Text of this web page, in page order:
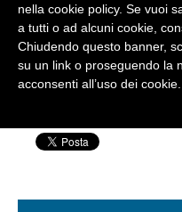
wis21-
Scritto da: Silvia
nella cookie policy. Se vuoi
a tutti o ad alcuni cookie,
Chiudendo questo banner,
su un link o proseguendo la
acconsenti all’uso dei cookie.